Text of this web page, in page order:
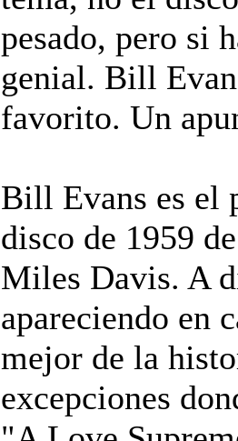
pesado, pero si
genial. Bill
favorito. Un
Bill Evans es el
disco de 1959
Miles Davis. A
apareciendo en
mejor de la
excepciones